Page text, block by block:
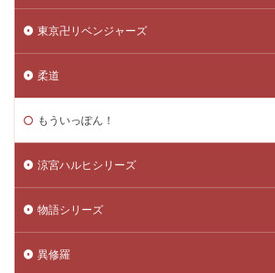
東京卍リベンジャーズ
柔道
もういっぽん！
涼宮ハルヒシリーズ
物語シリーズ
異修羅